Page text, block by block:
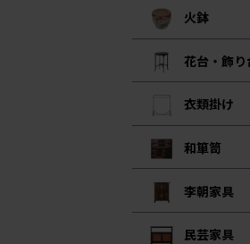
火鉢
花台・飾り
衣類掛け
和箪笥
李朝家具
民芸家具